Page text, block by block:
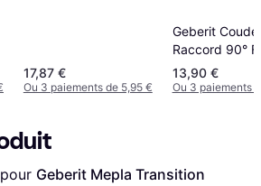
17,87 €
Ou 3 paiements de 5,95 €
Geberit Coude
Raccord 90°
DN 15 20 mm
13,90 €
Ou 3 paiements
Geberit Mepla Transition